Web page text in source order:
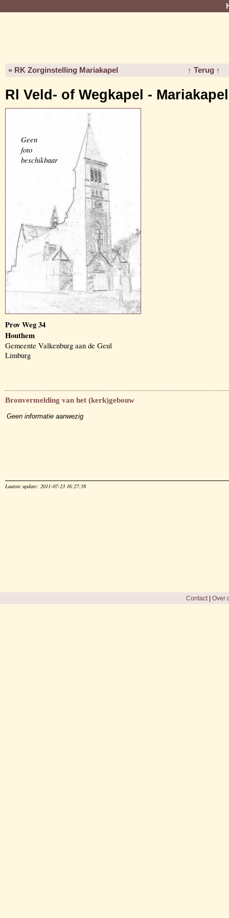
« RK Zorginstelling Mariakapel ↑ Terug ↑
Rl Veld- of Wegkapel - Mariakapel
Geen
foto
beschikbaar
Prov Weg 34
Houthem
Gemeente Valkenburg aan de Geul
Limburg
Bronvermelding van het (kerk)gebouw
Geen informatie aanwezig
Laatste update: 2011-07-23 16:27:58
Contact| Over